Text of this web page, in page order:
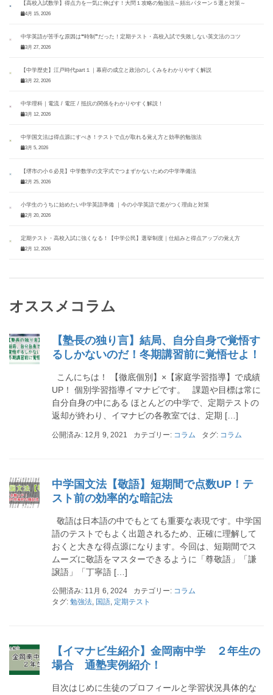
【高校入試数学】得点力を一気に伸ばす！大問１攻略の勉強法～頻出パターン５選と対策～
4月 15, 2026
中学英語が苦手な原因は❝時制❞だった！定期テスト・高校入試で失敗しない英文法のコツ
3月 27, 2026
【中学歴史】江戸時代part１｜幕府の成立と政治のしくみをわかりやすく解説
3月 22, 2026
中学理科｜電流 / 電圧 / 抵抗の関係をわかりやすく解説！
3月 12, 2026
中学国文法は得点源にすべき！テストで点が取れる覚え方と効率的勉強法
3月 5, 2026
【堺市の小６必見】中学数学の文字式でつまずかないための中学準備法
2月 25, 2026
小学生のうちに始めたい中学英語準備 ｜今の小学英語で差がつく理由と対策
2月 20, 2026
定期テスト・高校入試に強くなる！【中学公民】選挙制度｜仕組みと得点アップの覚え方
2月 12, 2026
オススメコラム
【塾長の独り言】結局、自分自身で覚悟す
るしかないのだ！冬期講習前に覚悟せよ！
こんにちは！ 【徹底個別】×【家庭学習指導】で成績
UP！ 個別学習指導イマナビです。 課題や目標は常に
自分自身の中にある ほとんどの中学で、定期テストの
返却が終わり、イマナビの各教室では、定期 […]
公開済み: 12月 9, 2021 カテゴリー: コラム タグ: コラム
中学国文法【敬語】短期間で点数UP！テ
スト前の効率的な暗記法
敬語は日本語の中でもとても重要な表現です。中学国
語のテストでもよく出題されるため、正確に理解して
おくと大きな得点源になります。今回は、短期間でス
ムーズに敬語をマスターできるように「尊敬語」「謙
譲語」「丁寧語 […]
公開済み: 11月 6, 2024 カテゴリー: コラム
タグ: 勉強法, 国語, 定期テスト
【イマナビ生紹介】金岡南中学 ２年生の
場合 通塾実例紹介！
目次はじめに生徒のプロフィールと学習状況具体的な